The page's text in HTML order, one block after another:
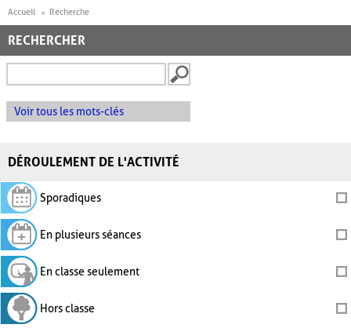
Accueil Recherche
RECHERCHER
Voir tous les mots-clés
DÉROULEMENT DE L'ACTIVITÉ
Sporadiques
En plusieurs séances
En classe seulement
Hors classe